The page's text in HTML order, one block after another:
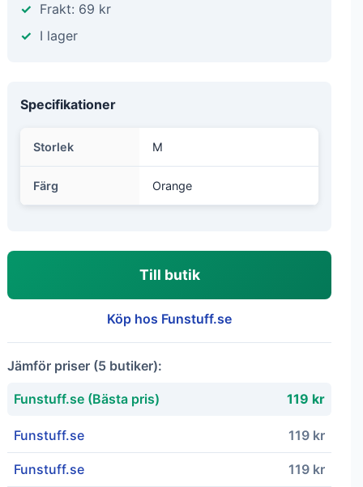
Frakt: 69 kr
I lager
Specifikationer
Storlek M
Färg Orange
Till butik
Köp hos Funstuff.se
Jämför priser (5 butiker):
Funstuff.se (Bästa pris) 119 kr
Funstuff.se 119 kr
Funstuff.se 119 kr